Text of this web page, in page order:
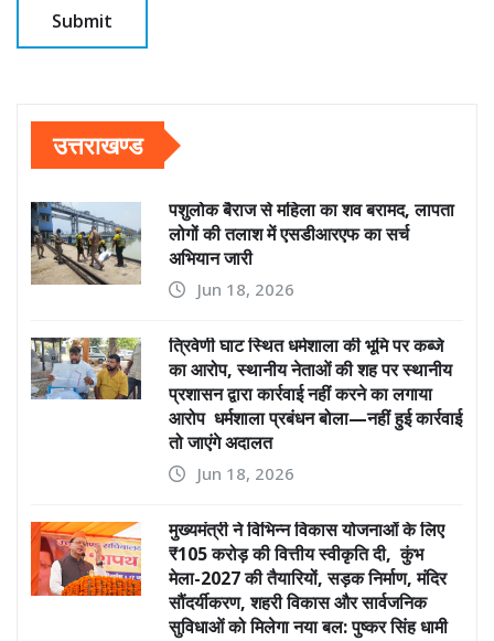
उत्तराखण्ड
पशुलोक बैराज से महिला का शव बरामद, लापता
लोगों की तलाश में एसडीआरएफ का सर्च
अभियान जारी
Jun 18, 2026
त्रिवेणी घाट स्थित धर्मशाला की भूमि पर कब्जे
का आरोप, स्थानीय नेताओं की शह पर स्थानीय
प्रशासन द्वारा कार्रवाई नहीं करने का लगाया
आरोप धर्मशाला प्रबंधन बोला—नहीं हुई कार्रवाई
तो जाएंगे अदालत
Jun 18, 2026
मुख्यमंत्री ने विभिन्न विकास योजनाओं के लिए
₹105 करोड़ की वित्तीय स्वीकृति दी, कुंभ
मेला-2027 की तैयारियों, सड़क निर्माण, मंदिर
सौंदर्यीकरण, शहरी विकास और सार्वजनिक
सुविधाओं को मिलेगा नया बल: पुष्कर सिंह धामी